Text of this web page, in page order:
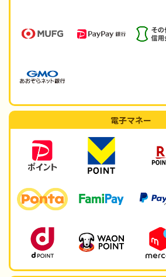
電子マネー